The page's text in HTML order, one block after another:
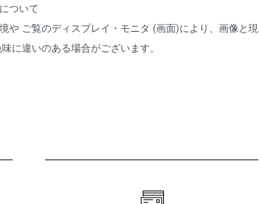
ついて
や ご覧のディスプレイ・モニタ (画面)により、画像と現
に違いのある場合がございます。